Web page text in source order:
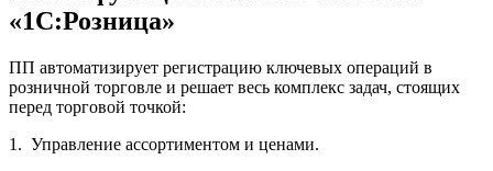
«1С:Розница»
ПП автоматизирует регистрацию ключевых операций в
розничной торговле и решает весь комплекс задач, стоящих
перед торговой точкой:
1. Управление ассортиментом и ценами.